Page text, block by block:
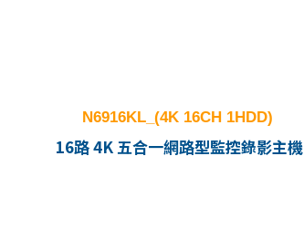
N6916KL_(4K 16CH 1HDD)
16路 4K 五合一網路型監控錄影主機